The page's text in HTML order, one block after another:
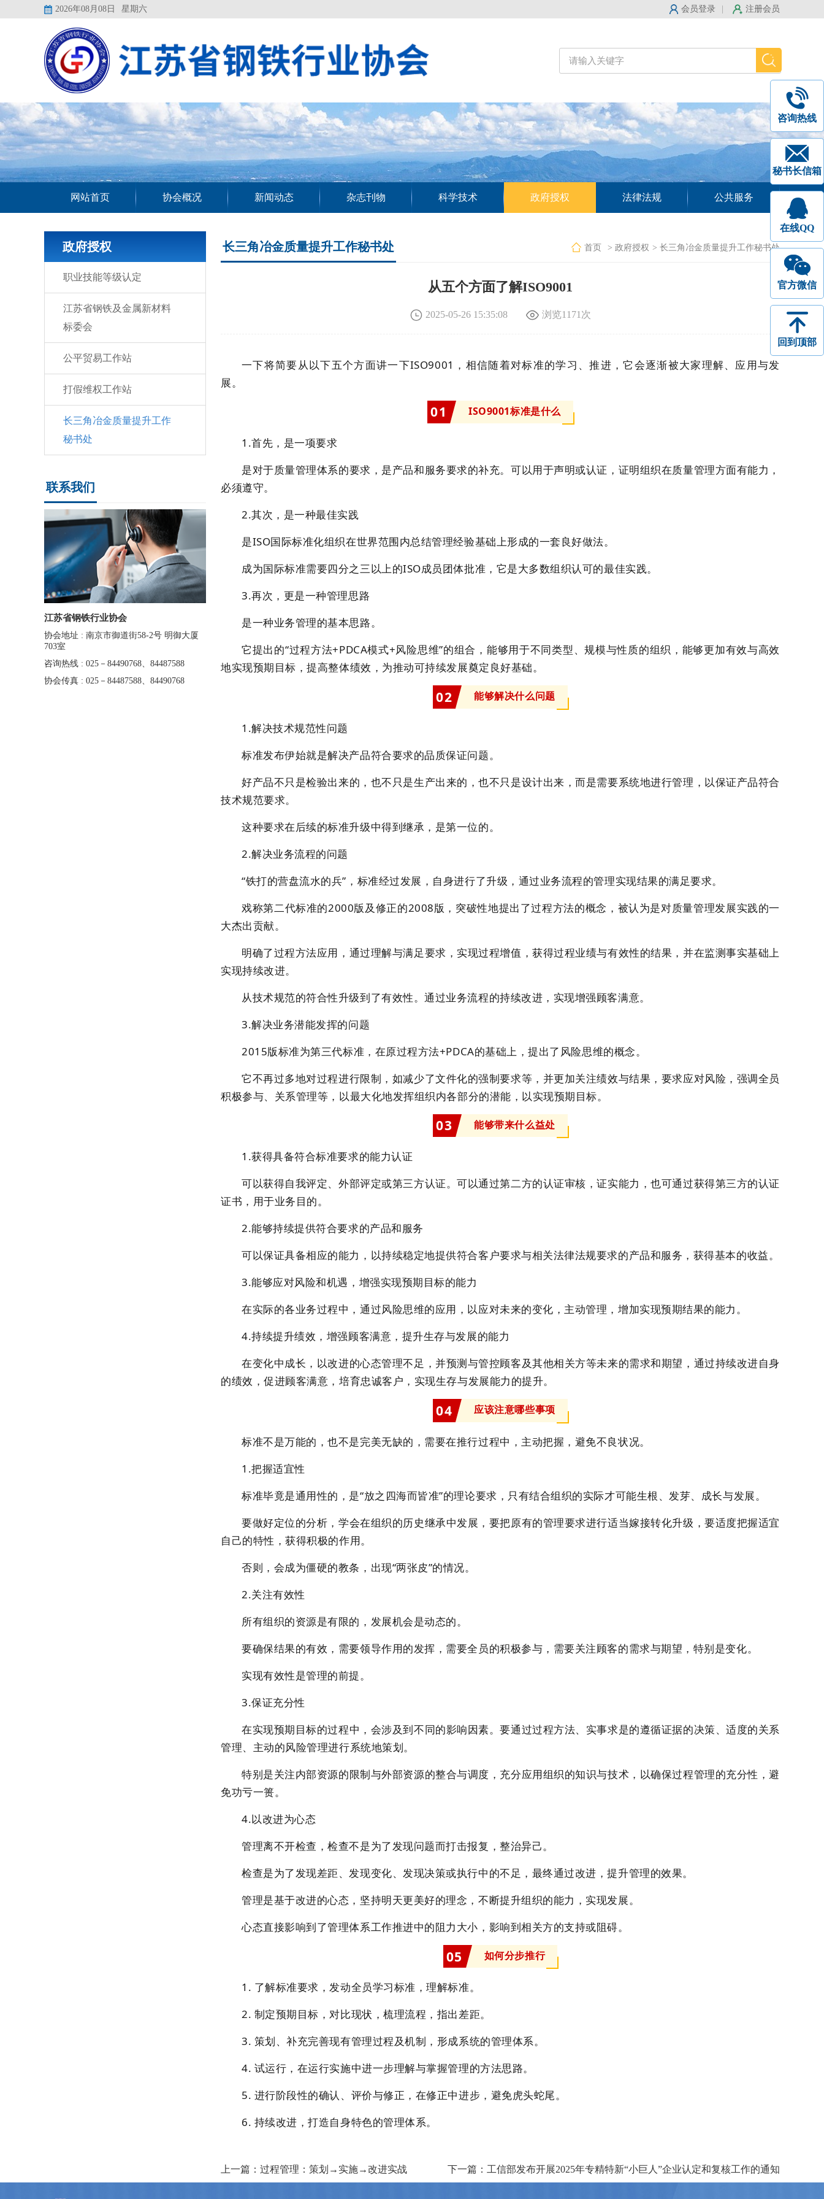
2026年08月08日 星期六 会员登录 注册会员
网站首页 协会概况 新闻动态 杂志刊物 科学技术 政府授权 法律法规 公共服务
政府授权
职业技能等级认定
江苏省钢铁及金属新材料
标委会
公平贸易工作站
打假维权工作站
长三角冶金质量提升工作
秘书处
联系我们
江苏省钢铁行业协会
协会地址 : 南京市御道街58-2号 明御大厦
703室
咨询热线 : 025－84490768、84487588
协会传真 : 025－84487588、84490768
长三角冶金质量提升工作秘书处 首页 > 政府授权 > 长三角冶金质量提升工作秘书处
从五个方面了解ISO9001
2025-05-26 15:35:08 浏览1171 次
一下将简要从以下五个方面讲一下ISO9001 ，相信随着对标准的学习、推进，它会逐渐被大家理解、应用与发
展。
01 ISO9001标准是什么
1.首先，是一项要求
是对于质量管理体系的要求，是产品和服务要求的补充。可以用于声明或认证，证明组织在质量管理方面有能力，
必须遵守。
2.其次，是一种最佳实践
是ISO国际标准化组织在世界范围内总结管理经验基础上形成的一套良好做法。
成为国际标准需要四分之三以上的ISO成员团体批准，它是大多数组织认可的最佳实践。
3.再次，更是一种管理思路
是一种业务管理的基本思路。
它提出的“过程方法+PDCA模式+风险思维”的组合，能够用于不同类型、规模与性质的组织，能够更加有效与高效
地实现预期目标，提高整体绩效，为推动可持续发展奠定良好基础。
02 能够解决什么问题
1.解决技术规范性问题
标准发布伊始就是解决产品符合要求的品质保证问题。
好产品不只是检验出来的，也不只是生产出来的，也不只是设计出来，而是需要系统地进行管理，以保证产品符合
技术规范要求。
这种要求在后续的标准升级中得到继承，是第一位的。
2.解决业务流程的问题
“铁打的营盘流水的兵”，标准经过发展，自身进行了升级，通过业务流程的管理实现结果的满足要求。
戏称第二代标准的2000版及修正的2008版，突破性地提出了过程方法的概念，被认为是对质量管理发展实践的一
大杰出贡献。
明确了过程方法应用，通过理解与满足要求，实现过程增值，获得过程业绩与有效性的结果，并在监测事实基础上
实现持续改进。
从技术规范的符合性升级到了有效性。通过业务流程的持续改进，实现增强顾客满意。
3.解决业务潜能发挥的问题
2015版标准为第三代标准，在原过程方法+PDCA的基础上，提出了风险思维的概念。
它不再过多地对过程进行限制，如减少了文件化的强制要求等，并更加关注绩效与结果，要求应对风险，强调全员
积极参与、关系管理等，以最大化地发挥组织内各部分的潜能，以实现预期目标。
03 能够带来什么益处
1.获得具备符合标准要求的能力认证
可以获得自我评定、外部评定或第三方认证。可以通过第二方的认证审核，证实能力，也可通过获得第三方的认证
证书，用于业务目的。
2.能够持续提供符合要求的产品和服务
可以保证具备相应的能力，以持续稳定地提供符合客户要求与相关法律法规要求的产品和服务，获得基本的收益。
3.能够应对风险和机遇，增强实现预期目标的能力
在实际的各业务过程中，通过风险思维的应用，以应对未来的变化，主动管理，增加实现预期结果的能力。
4.持续提升绩效，增强顾客满意，提升生存与发展的能力
在变化中成长，以改进的心态管理不足，并预测与管控顾客及其他相关方等未来的需求和期望，通过持续改进自身
的绩效，促进顾客满意，培育忠诚客户，实现生存与发展能力的提升。
04 应该注意哪些事项
标准不是万能的，也不是完美无缺的，需要在推行过程中，主动把握，避免不良状况。
1.把握适宜性
标准毕竟是通用性的，是“放之四海而皆准”的理论要求，只有结合组织的实际才可能生根、发芽、成长与发展。
要做好定位的分析，学会在组织的历史继承中发展，要把原有的管理要求进行适当嫁接转化升级，要适度把握适宜
自己的特性，获得积极的作用。
否则，会成为僵硬的教条，出现“两张皮”的情况。
2.关注有效性
所有组织的资源是有限的，发展机会是动态的。
要确保结果的有效，需要领导作用的发挥，需要全员的积极参与，需要关注顾客的需求与期望，特别是变化。
实现有效性是管理的前提。
3.保证充分性
在实现预期目标的过程中，会涉及到不同的影响因素。要通过过程方法、实事求是的遵循证据的决策、适度的关系
管理、主动的风险管理进行系统地策划。
特别是关注内部资源的限制与外部资源的整合与调度，充分应用组织的知识与技术，以确保过程管理的充分性，避
免功亏一篑。
4.以改进为心态
管理离不开检查，检查不是为了发现问题而打击报复，整治异己。
检查是为了发现差距、发现变化、发现决策或执行中的不足，最终通过改进，提升管理的效果。
管理是基于改进的心态，坚持明天更美好的理念，不断提升组织的能力，实现发展。
心态直接影响到了管理体系工作推进中的阻力大小，影响到相关方的支持或阻碍。
05 如何分步推行
1. 了解标准要求，发动全员学习标准，理解标准。
2. 制定预期目标，对比现状，梳理流程，指出差距。
3. 策划、补充完善现有管理过程及机制，形成系统的管理体系。
4. 试运行，在运行实施中进一步理解与掌握管理的方法思路。
5. 进行阶段性的确认、评价与修正，在修正中进步，避免虎头蛇尾。
6. 持续改进，打造自身特色的管理体系。
上一篇：过程管理：策划→实施→改进实战 下一篇：工信部发布开展2025年专精特新“小巨人”企业认定和复核工作的通知
咨询热线
秘书长信箱
在线QQ
官方微信
回到顶部